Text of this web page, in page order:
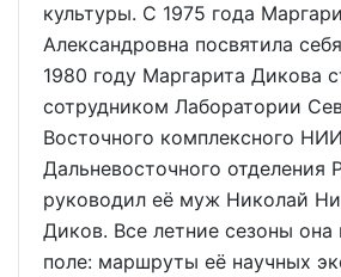
культуры. С 1975 года
Александровна посвятила
1980 году Маргарита Дикова
сотрудником Лаборатории
Восточного комплексного НИИ
Дальневосточного отделения
руководил её муж Николай
Диков. Все летние сезоны она
поле: маршруты её научных